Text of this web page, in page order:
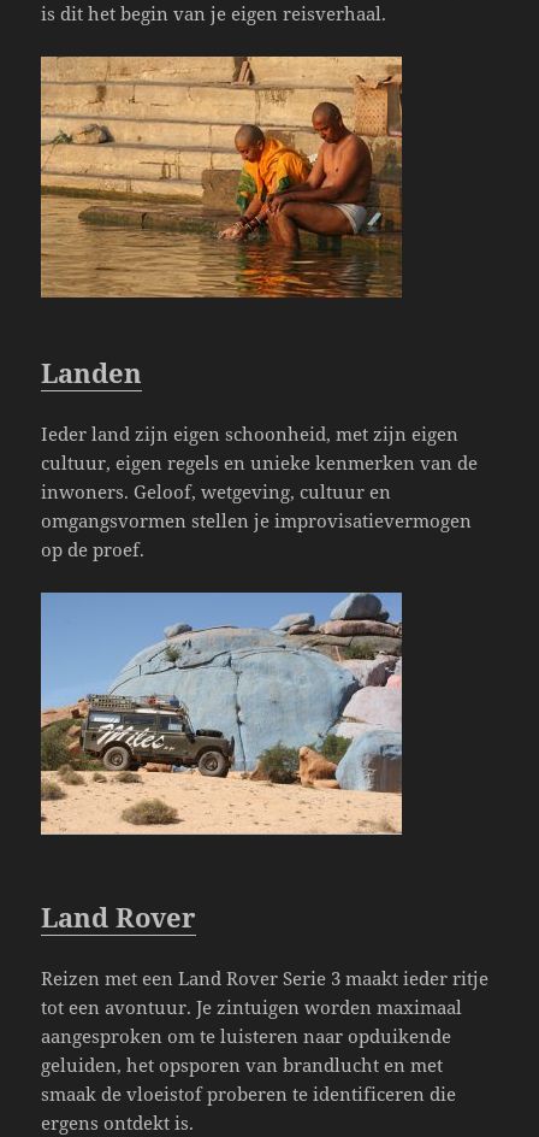
is dit het begin van je eigen reisverhaal.
Landen
Ieder land zijn eigen schoonheid, met zijn eigen
cultuur, eigen regels en unieke kenmerken van de
inwoners. Geloof, wetgeving, cultuur en
omgangsvormen stellen je improvisatievermogen
op de proef.
Land Rover
Reizen met een Land Rover Serie 3 maakt ieder ritje
tot een avontuur. Je zintuigen worden maximaal
aangesproken om te luisteren naar opduikende
geluiden, het opsporen van brandlucht en met
smaak de vloeistof proberen te identificeren die
ergens ontdekt is.